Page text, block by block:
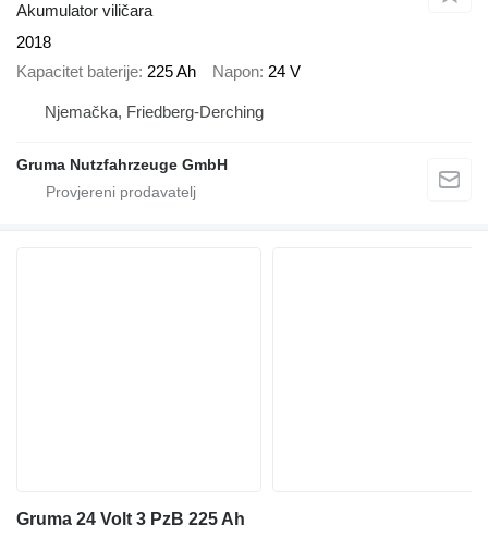
Akumulator viličara
2018
Kapacitet baterije 225 Ah Napon 24 V
Njemačka, Friedberg-Derching
Gruma Nutzfahrzeuge GmbH
Gruma 24 Volt 3 PzB 225 Ah